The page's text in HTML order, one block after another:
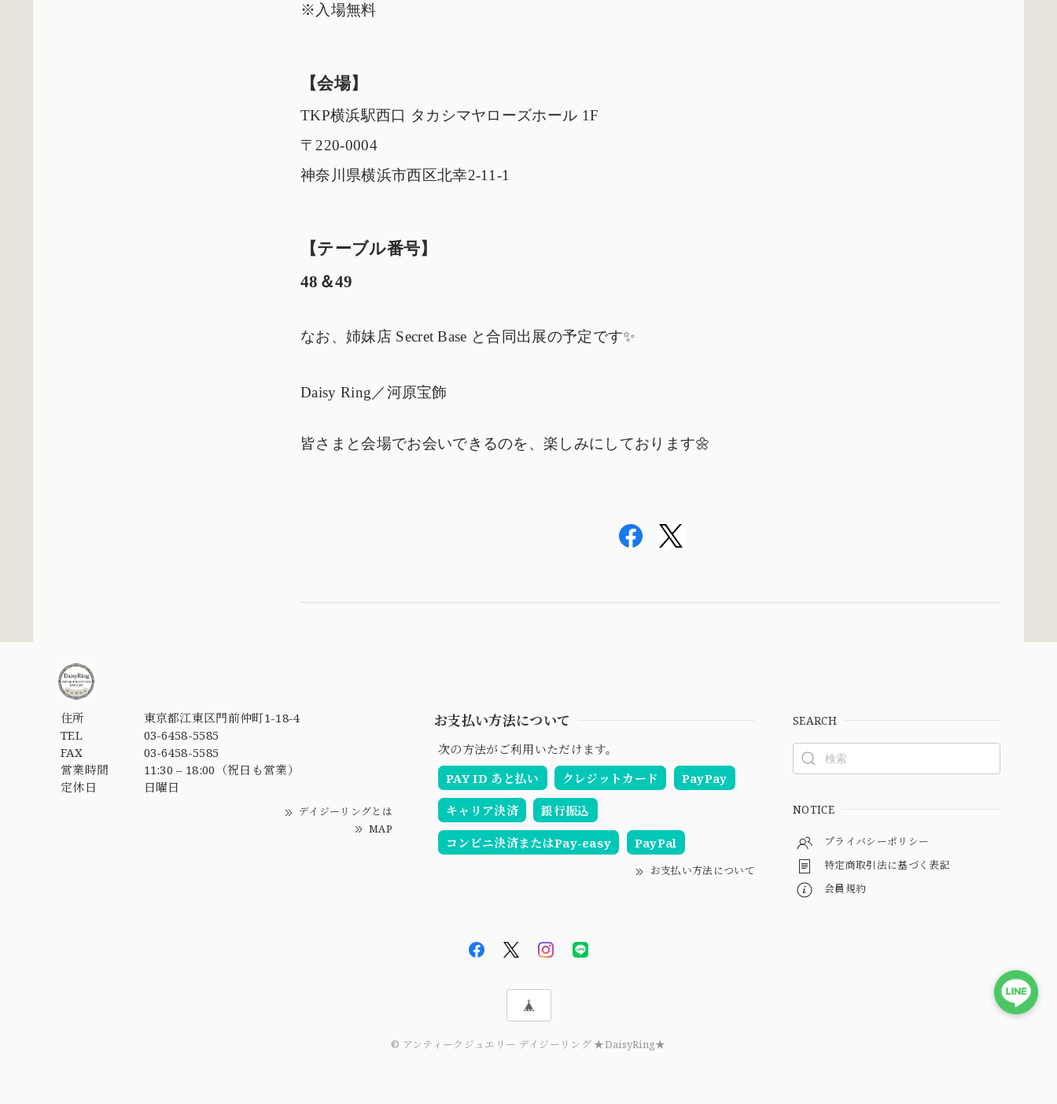
※入場無料
【会場】
TKP横浜駅西口 タカシマヤローズホール 1F
〒220-0004
神奈川県横浜市西区北幸2-11-1
【テーブル番号】
48＆49
なお、姉妹店 Secret Base と合同出展の予定です✨
Daisy Ring／河原宝飾
皆さまと会場でお会いできるのを、楽しみにしております🌼
住所
東京都江東区門前仲町1-18-4
TEL
03-6458-5585
FAX
03-6458-5585
営業時間
11:30 – 18:00（祝日も営業）
定休日
日曜日
デイジーリングとは
MAP
お支払い方法について
次の方法がご利用いただけます。
PAY ID あと払い
クレジットカード PayPay
キャリア決済 銀行振込
コンビニ決済またはPay-easy PayPal
お支払い方法について
SEARCH
NOTICE
プライバシーポリシー
特定商取引法に基づく表記
会員規約
© アンティークジュエリー デイジーリング ★DaisyRing★